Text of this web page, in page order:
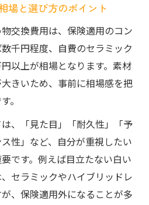
場と選び方のポイント
交換費用は、保険適用のコン
千円程度、自費のセラミック
以上が相場となります。素材
きいため、事前に相場感を把
。
、「見た目」「耐久性」「予
性」など、自分が重視したい
です。例えば目立たない白い
セラミックやハイブリッドレ
、保険適用外になることが多